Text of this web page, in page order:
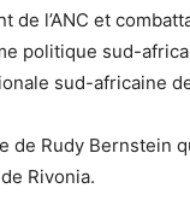
de l’ANC et
politique sud-
sud-africaine
de Rudy Bernstein
Rivonia.